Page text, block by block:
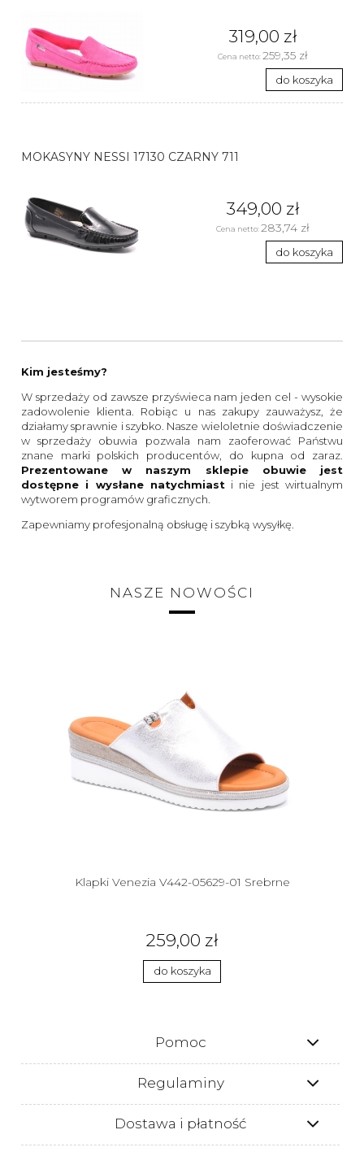
319,00 zł
Cena netto:259,35 zł
do koszyka
MOKASYNY NESSI 17130 CZARNY 711
349,00 zł
Cena netto:283,74 zł
do koszyka
Kim jesteśmy?
W sprzedaży od zawsze przyświeca nam jeden cel - wysokie
zadowolenie klienta. Robiąc u nas zakupy zauważysz, że
działamy sprawnie i szybko. Nasze wieloletnie doświadczenie
w sprzedaży obuwia pozwala nam zaoferować Państwu
znane marki polskich producentów, do kupna od zaraz.
Prezentowane w naszym sklepie obuwie jest
dostępne i wysłane natychmiasti nie jest wirtualnym
wytworem programów graficznych.
Zapewniamy profesjonalną obsługę i szybką wysyłkę.
NASZE NOWOŚCI
Klapki Venezia V442-05629-01 Srebrne
259,00 zł
do koszyka
Pomoc
Regulaminy
Dostawa i płatność